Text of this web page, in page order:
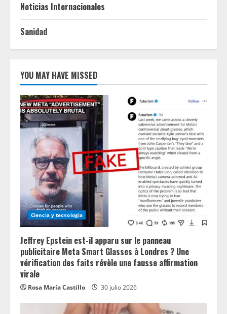
Noticias Internacionales
Sanidad
YOU MAY HAVE MISSED
Ciencia y tecnologia
Jeffrey Epstein est-il apparu sur le panneau
publicitaire Meta Smart Glasses à Londres ? Une
vérification des faits révèle une fausse affirmation
virale
Rosa María Castillo 30 julio 2026